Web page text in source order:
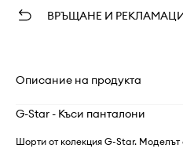
ВРЪЩАНЕ И
Описание на продукта
G-Star - Къси панталони
Шорти от колекция G-Star. Моделът